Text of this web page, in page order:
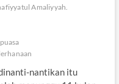
Amaliyyah.
nantikan itu